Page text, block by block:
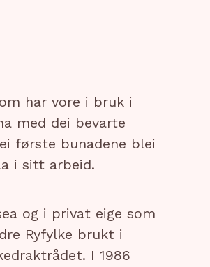
har vore i bruk i
med dei bevarte
første bunadene blei
i sitt arbeid.
og i privat eige som
Ryfylke brukt i
I 1986